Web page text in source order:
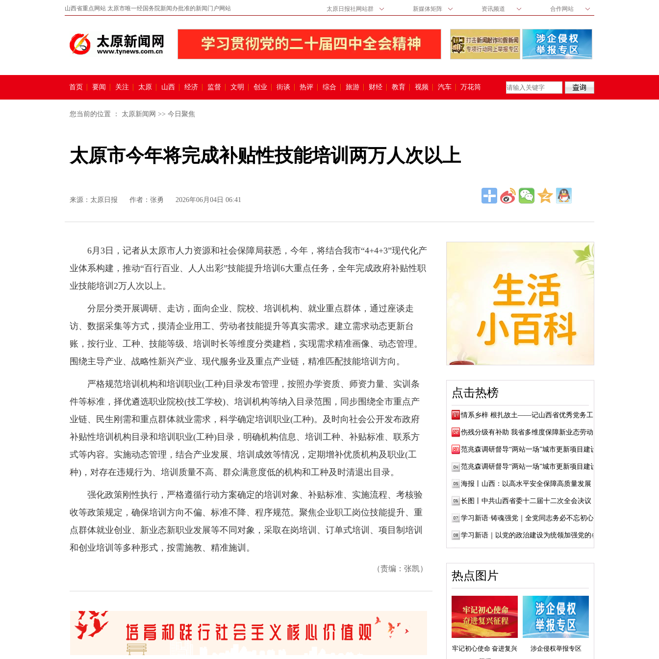
山西省重点网站 太原市唯一经国务院新闻办批准的新闻门户网站 太原日报社网站群 新媒体矩阵 资讯频道 合作网站
首页 要闻 关注 太原 山西 经济 监督 文明 创业 街谈 热评 综合 旅游 财经 教育 视频 汽车 万花筒
您当前的位置 ： 太原新闻网 >> 今日聚焦
太原市今年将完成补贴性技能培训两万人次以上
来源： 太原日报 作者：张勇 2026年06月04日 06:41
6月3日，记者从太原市人力资源和社会保障局获悉，今年，将结合我市“4+4+3”现代化产
业体系构建，推动“百行百业、人人出彩”技能提升培训6大重点任务，全年完成政府补贴性职
业技能培训2万人次以上。
分层分类开展调研、走访，面向企业、院校、培训机构、就业重点群体，通过座谈走
访、数据采集等方式，摸清企业用工、劳动者技能提升等真实需求。建立需求动态更新台
账，按行业、工种、技能等级、培训时长等维度分类建档，实现需求精准画像、动态管理。
围绕主导产业、战略性新兴产业、现代服务业及重点产业链，精准匹配技能培训方向。
严格规范培训机构和培训职业(工种)目录发布管理，按照办学资质、师资力量、实训条
件等标准，择优遴选职业院校(技工学校)、培训机构等纳入目录范围，同步围绕全市重点产
业链、民生刚需和重点群体就业需求，科学确定培训职业(工种)。及时向社会公开发布政府
补贴性培训机构目录和培训职业(工种)目录，明确机构信息、培训工种、补贴标准、联系方
式等内容。实施动态管理，结合产业发展、培训成效等情况，定期增补优质机构及职业(工
种)，对存在违规行为、培训质量不高、群众满意度低的机构和工种及时清退出目录。
强化政策刚性执行，严格遵循行动方案确定的培训对象、补贴标准、实施流程、考核验
收等政策规定，确保培训方向不偏、标准不降、程序规范。聚焦企业职工岗位技能提升、重
点群体就业创业、新业态新职业发展等不同对象，采取在岗培训、订单式培训、项目制培训
和创业培训等多种形式，按需施教、精准施训。
（责编：张凯）
点击热榜
情系乡梓 根扎故土——记山西省优秀党务工作...
伤残分级有补助 我省多维度保障新业态劳动者...
范兆森调研督导“两站一场”城市更新项目建设
范兆森调研督导“两站一场”城市更新项目建设
海报丨山西：以高水平安全保障高质量发展
长图丨中共山西省委十二届十二次全会决议
学习新语·铸魂强党｜全党同志务必不忘初心、...
学习新语｜以党的政治建设为统领加强党的各...
热点图片
牢记初心使命 奋进复兴
涉企侵权举报专区